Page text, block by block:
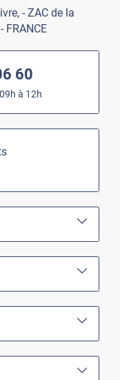
- ZAC de la
FRANCE
60
à 12h